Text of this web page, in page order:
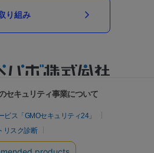
り組み
セキュリティ事業について
ス「GMOセキュリティ24」
リスク診断